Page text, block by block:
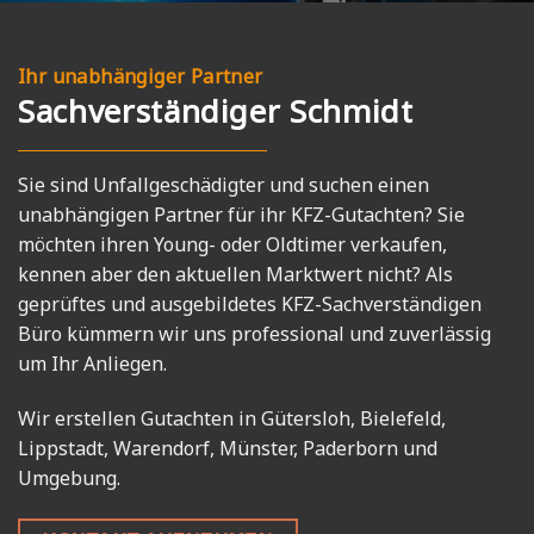
Ihr unabhängiger Partner
Sachverständiger Schmidt
Sie sind Unfallgeschädigter und suchen einen
unabhängigen Partner für ihr KFZ-Gutachten? Sie
möchten ihren Young- oder Oldtimer verkaufen,
kennen aber den aktuellen Marktwert nicht? Als
geprüftes und ausgebildetes KFZ-Sachverständigen
Büro kümmern wir uns professional und zuverlässig
um Ihr Anliegen.
Wir erstellen Gutachten in Gütersloh, Bielefeld,
Lippstadt, Warendorf, Münster, Paderborn und
Umgebung.